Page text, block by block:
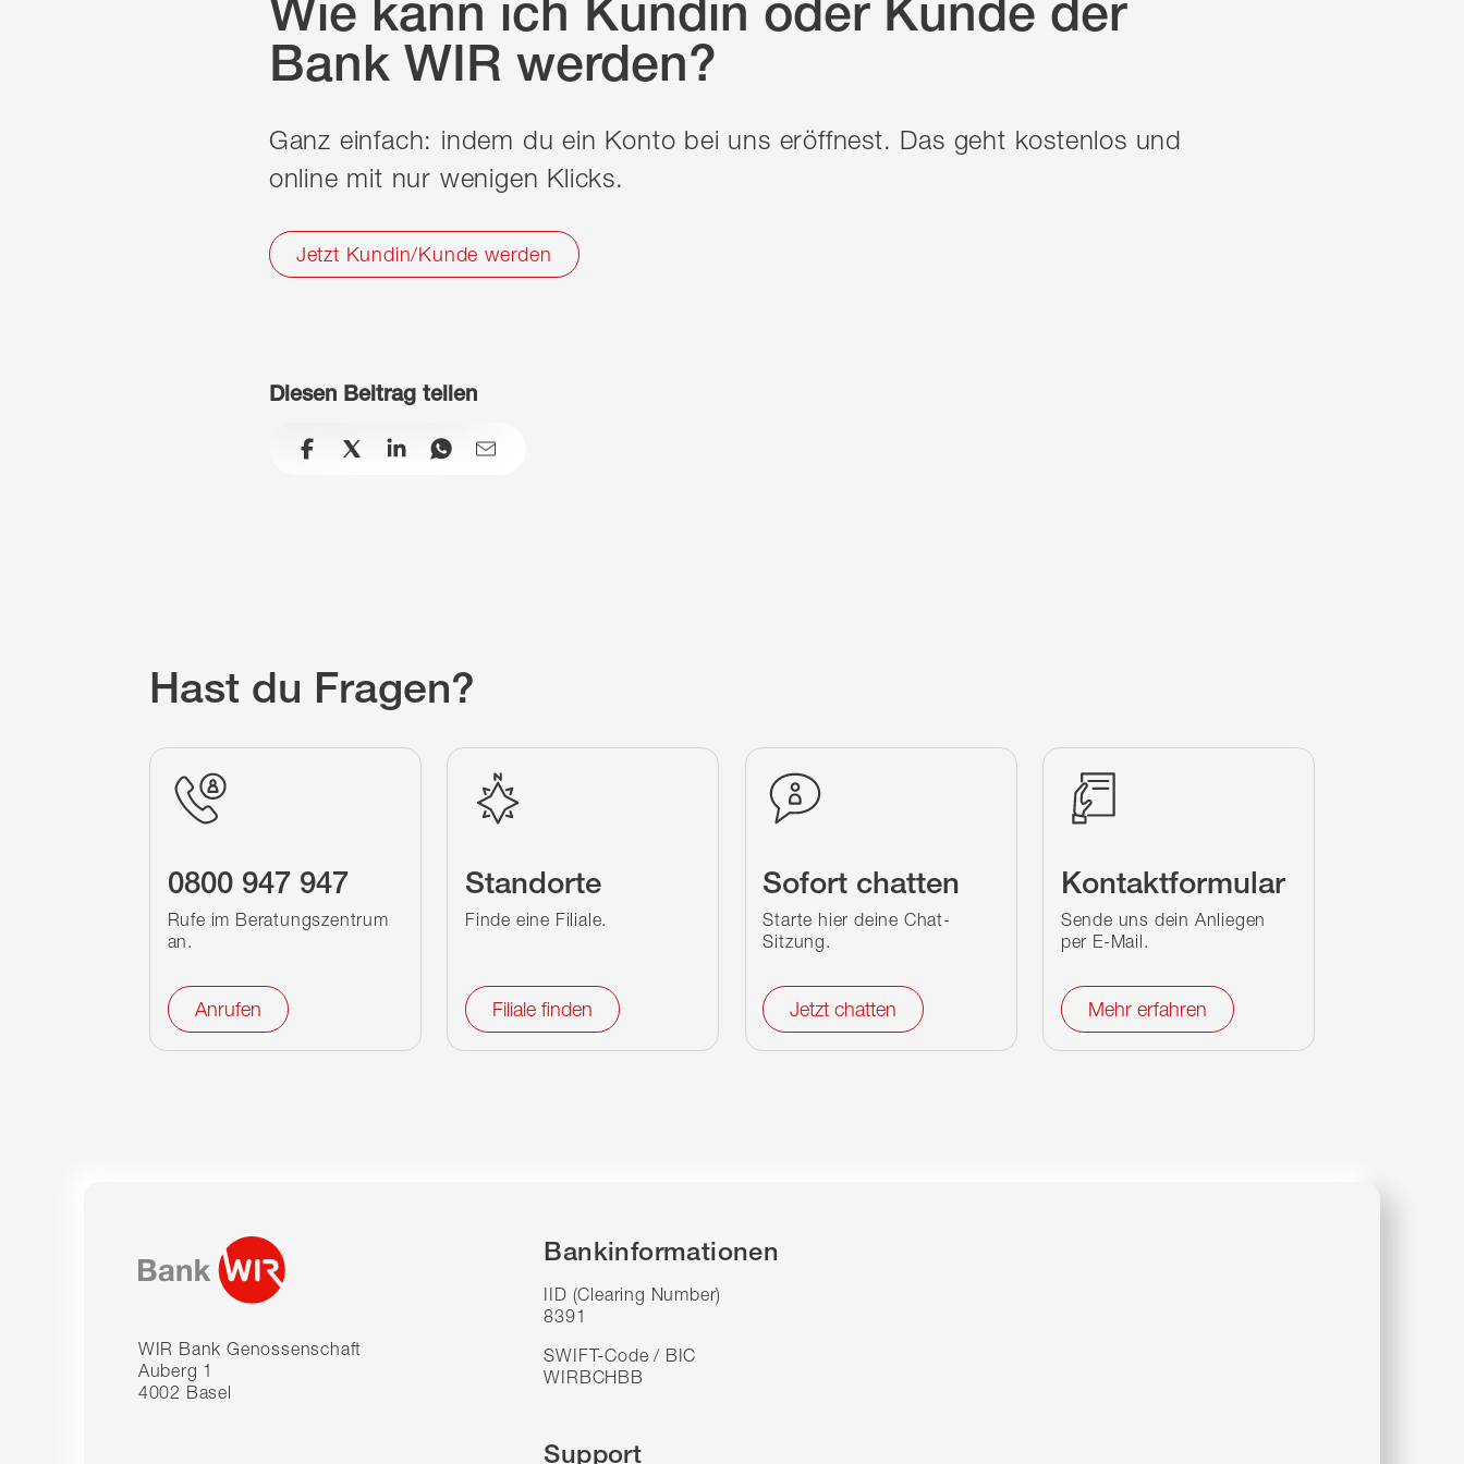
Wie kann ich Kundin oder Kunde der
Bank WIR werden?
Ganz einfach: indem du ein Konto bei uns eröffnest. Das geht kostenlos und
online mit nur wenigen Klicks.
Jetzt Kundin/Kunde werden
Diesen Beitrag teilen
facebook linkedinwhatsapp
Hast du Fragen?
0800 947 947
Rufe im Beratungszentrum
an.
Anrufen
Standorte
Finde eine Filiale.
Filiale finden
Sofort chatten
Starte hier deine Chat-
Sitzung.
Jetzt chatten
Kontaktformular
Sende uns dein Anliegen
per E-Mail.
Mehr erfahren
WIR Bank Genossenschaft
Auberg 1
4002 Basel
Bankinformationen
IID (Clearing Number)
8391
SWIFT-Code / BIC
WIRBCHBB
Support